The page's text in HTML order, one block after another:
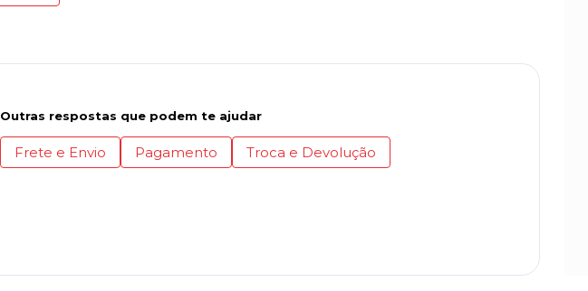
Outras respostas que podem te ajudar
Frete e Envio Pagamento Troca e Devolução